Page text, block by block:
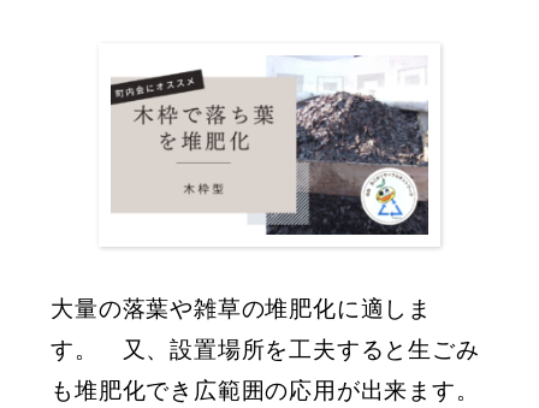
大量の落葉や雑草の堆肥化に適しま
す。 又、設置場所を工夫すると生ごみ
も堆肥化でき広範囲の応用が出来ます。